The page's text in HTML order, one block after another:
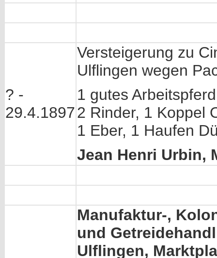
? -
29.4.1897
Versteigerung zu
Ulflingen wegen
1 gutes
2 Rinder, 1 Koppel
1 Eber, 1 Haufen
Jean Henri Urbin,
Manufaktur-,
und
Ulflingen,